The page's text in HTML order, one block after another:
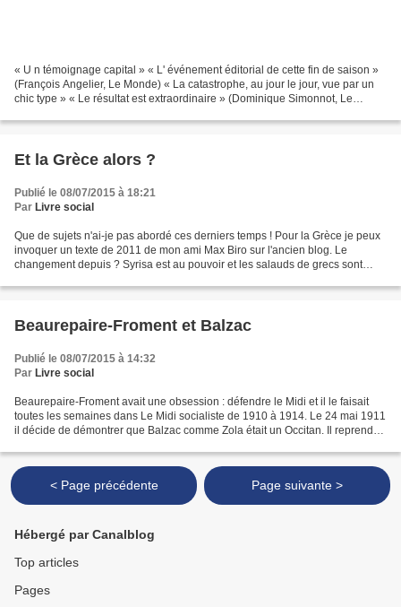
« U n témoignage capital » « L' événement éditorial de cette fin de saison »
(François Angelier, Le Monde) « La catastrophe, au jour le jour, vue par un
chic type » « Le résultat est extraordinaire » (Dominique Simonnot, Le
Et la Grèce alors ?
Publié le 08/07/2015 à 18:21
Par Livre social
Que de sujets n'ai-je pas abordé ces derniers temps ! Pour la Grèce je peux
invoquer un texte de 2011 de mon ami Max Biro sur l'ancien blog. Le
changement depuis ? Syrisa est au pouvoir et les salauds de grecs sont
Beaurepaire-Froment et Balzac
Publié le 08/07/2015 à 14:32
Par Livre social
Beaurepaire-Froment avait une obsession : défendre le Midi et il le faisait
toutes les semaines dans Le Midi socialiste de 1910 à 1914. Le 24 mai 1911
il décide de démontrer que Balzac comme Zola était un Occitan. Il reprendra
< Page précédente Page suivante >
Hébergé par Canalblog
Top articles
Pages